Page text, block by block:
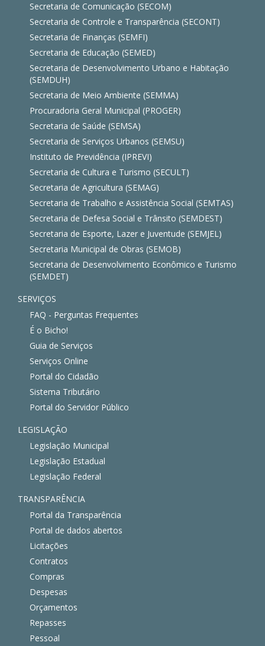
Secretaria de Comunicação (SECOM)
Secretaria de Controle e Transparência (SECONT)
Secretaria de Finanças (SEMFI)
Secretaria de Educação (SEMED)
Secretaria de Desenvolvimento Urbano e Habitação
(SEMDUH)
Secretaria de Meio Ambiente (SEMMA)
Procuradoria Geral Municipal (PROGER)
Secretaria de Saúde (SEMSA)
Secretaria de Serviços Urbanos (SEMSU)
Instituto de Previdência (IPREVI)
Secretaria de Cultura e Turismo (SECULT)
Secretaria de Agricultura (SEMAG)
Secretaria de Trabalho e Assistência Social (SEMTAS)
Secretaria de Defesa Social e Trânsito (SEMDEST)
Secretaria de Esporte, Lazer e Juventude (SEMJEL)
Secretaria Municipal de Obras (SEMOB)
Secretaria de Desenvolvimento Econômico e Turismo
(SEMDET)
SERVIÇOS
FAQ - Perguntas Frequentes
É o Bicho!
Guia de Serviços
Serviços Online
Portal do Cidadão
Sistema Tributário
Portal do Servidor Público
LEGISLAÇÃO
Legislação Municipal
Legislação Estadual
Legislação Federal
TRANSPARÊNCIA
Portal da Transparência
Portal de dados abertos
Licitações
Contratos
Compras
Despesas
Orçamentos
Repasses
Pessoal